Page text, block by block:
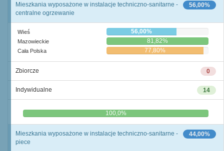
56,00%
Mieszkania wyposażone w instalacje techniczno-sanitarne -
centralne ogrzewanie
Wieś 56,00%
Mazowieckie 81,82%
Cała Polska 77,80%
0
Zbiorcze
14
Indywidualne
0,0% 100,0%
44,00%
Mieszkania wyposażone w instalacje techniczno-sanitarne -
piece